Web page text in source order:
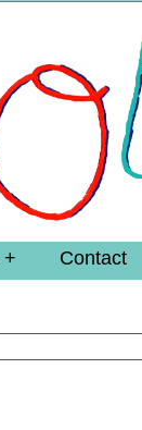
Contact